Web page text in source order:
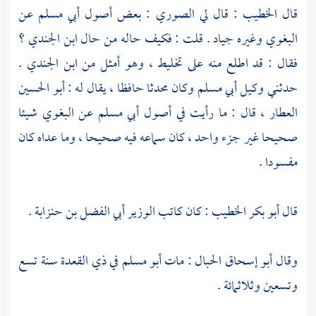
قال الخطيب : قال لي الصوري : بعض أصول أبي مسلم عن
البغويوغيره جياد . قلت : فكيف حاله من حال ابن الجندي ؟
فقال : قد اطلع منه على تخليط ، وهو أمثل منابن الجندي .
حدثنيوكيل أبي مسلموكان محدثا حافظا ، يقال له :أبو الحسين
العطار ، قال : ما رأيت في أصول أبي مسلم عنالبغوي شيئا
صحيحا غير جزء واحد ، كان سماعه فيه صحيحا ، وما عداه كان
مفسودا .
قالأبو بكر الخطيب: كان كاتب الوزيرأبي الفضل بن حنزابة.
وقالأبو إسحاق الحبال: ماتأبو مسلمفي ذي القعدة سنة تسع
وتسعين وثلاثمائة .